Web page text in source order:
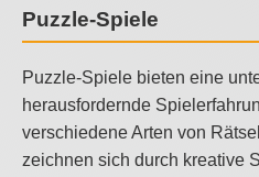
Puzzle-Spiele
Puzzle-Spiele bieten eine
herausfordernde
verschiedene Arten von
zeichnen sich durch kreative